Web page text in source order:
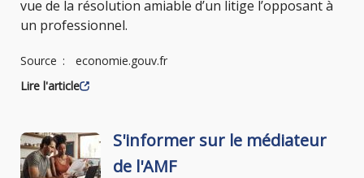
vue de la résolution amiable d’un litige l’opposant à
un professionnel.
Source
economie.gouv.fr
Lire l'article
S'informer sur le médiateur
de l'AMF